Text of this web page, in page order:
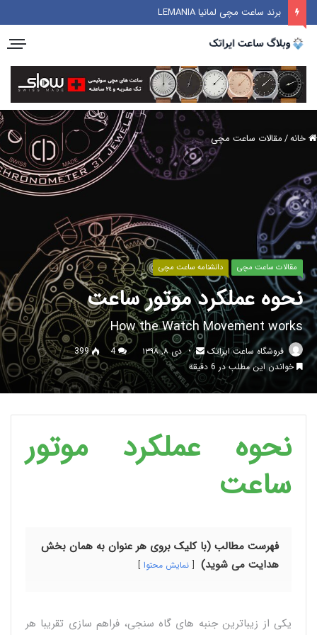
برند ساعت مچی لمانیا LEMANIA
خانه/مقالات ساعت مچی
مقالات ساعت مچی دانشنامه ساعت مچی
نحوه عملکرد موتور ساعت
How the Watch Movement works
فروشگاه ساعت ایراتک دی ۸, ۱۳۹۸ 4
399
خواندن این مطلب در 6 دقیقه
نحوه عملکرد موتور
ساعت
فهرست مطالب (با کلیک بروی هر عنوان به همان بخش
هدایت می شوید)
نمایش محتوا
یکی از زیباترین جنبه های گاه سنجی، فراهم سازی تقریبا هر